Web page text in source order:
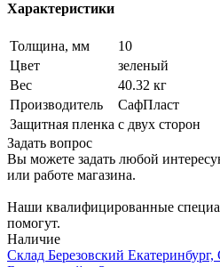
Характеристики
Толщина, мм
10
Цвет
зеленый
Вес
40.32 кг
Производитель
СафПласт
Защитная пленка с двух сторон
Задать вопрос
Вы можете задать любой
или работе магазина.
Наши квалифицированные
помогут.
Наличие
Склад Березовский Екатеринбург,